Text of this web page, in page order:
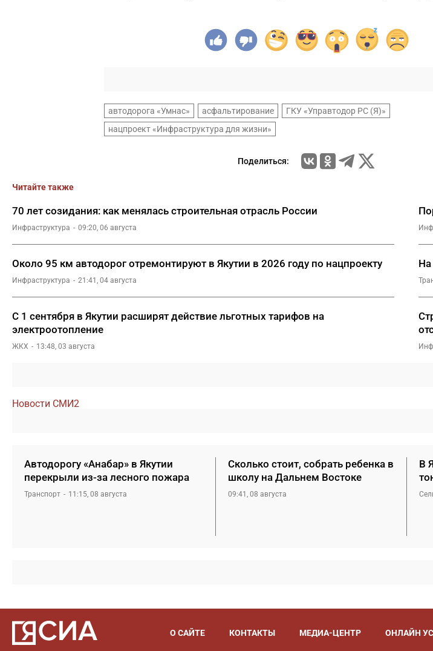
автодорога «Умнас» асфальтирование
ГКУ «Управтодор РС (Я)»
нацпроект «Инфраструктура для жизни»
Поделиться:
Читайте также
70 лет созидания: как менялась строительная отрасль России
Инфраструктура 09:20, 06 августа
Около 95 км автодорог отремонтируют в Якутии в 2026 году по нацпроекту
Инфраструктура 21:41, 04 августа
На
С 1 сентября в Якутии расширят действие льготных тарифов на
электроотопление
ЖКХ 13:48, 03 августа
Новости СМИ2
Автодорогу «Анабар» в Якутии
перекрыли из-за лесного пожара
Транспорт 11:15, 08 августа
Сколько стоит, собрать ребенка в
школу на Дальнем Востоке
09:41, 08 августа
В
О САЙТЕ КОНТАКТЫ МЕДИА-ЦЕНТР ОНЛАЙН